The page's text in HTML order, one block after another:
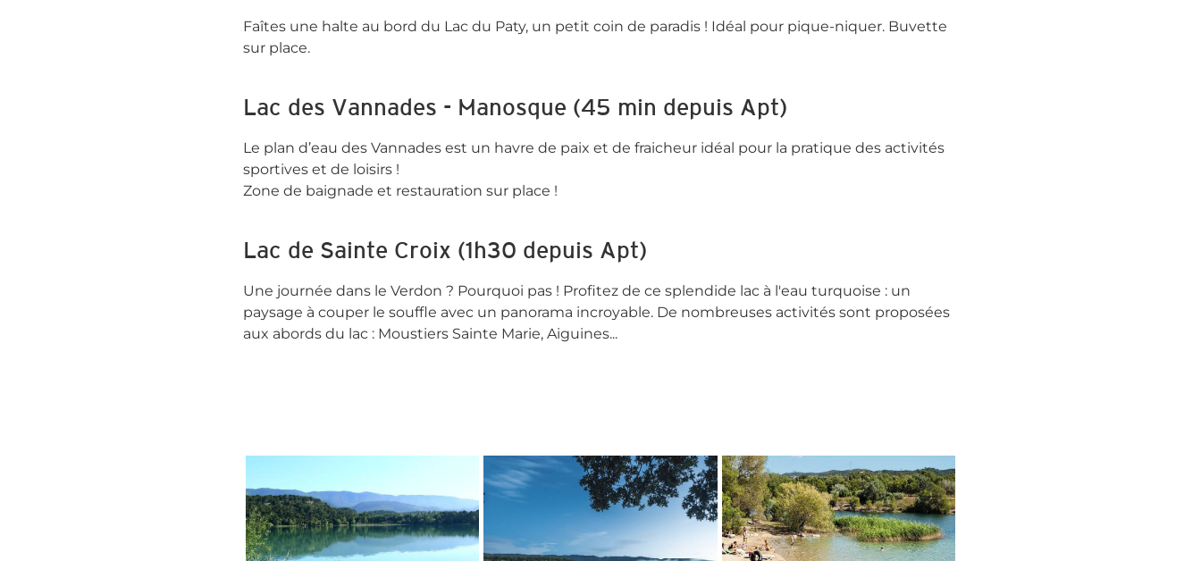
Faîtes une halte au bord du Lac du Paty, un petit coin de paradis ! Idéal pour pique-niquer. Buvette
sur place.
Lac des Vannades - Manosque (45 min depuis Apt)
Le plan d’eau des Vannades est un havre de paix et de fraicheur idéal pour la pratique des activités
sportives et de loisirs !
Zone de baignade et restauration sur place !
Lac de Sainte Croix (1h30 depuis Apt)
Une journée dans le Verdon ? Pourquoi pas ! Profitez de ce splendide lac à l'eau turquoise : un
paysage à couper le souffle avec un panorama incroyable. De nombreuses activités sont proposées
aux abords du lac : Moustiers Sainte Marie, Aiguines...